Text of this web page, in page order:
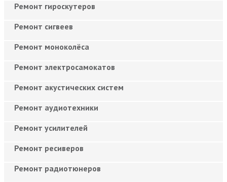
Ремонт гироскутеров
Ремонт сигвеев
Ремонт моноколёса
Ремонт электросамокатов
Ремонт акустических систем
Ремонт аудиотехники
Ремонт усилителей
Ремонт ресиверов
Ремонт радиотюнеров